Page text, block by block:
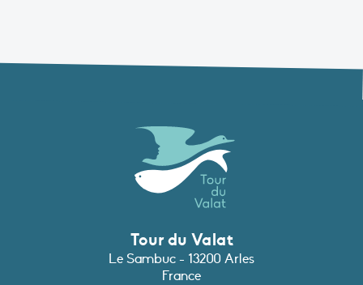
Tour du Valat
Le Sambuc - 13200 Arles
France